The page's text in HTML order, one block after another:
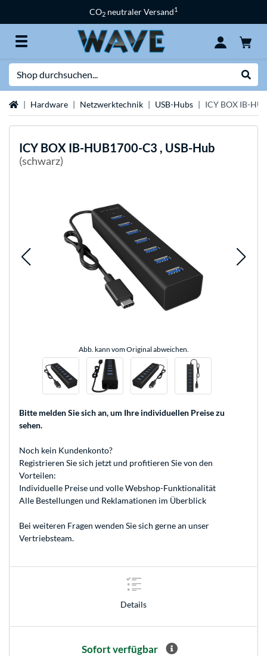
CO2 neutraler Versand1
StartseiteHardware Netzwerktechnik USB-Hubs ICY BOX IB-
ICY BOX IB-HUB1700-C3 , USB-Hub
(schwarz)
Abb. kann vom Original abweichen.
Bitte melden Sie sich an, um Ihre individuellen Preise zu
sehen.
Noch kein Kundenkonto?
Registrieren Sie sich jetzt und profitieren Sie von den
Vorteilen:
Individuelle Preise und volle Webshop-Funktionalität
Alle Bestellungen und Reklamationen im Überblick
Bei weiteren Fragen wenden Sie sich gerne an unser
Vertriebsteam.
Details
Sofort verfügbar